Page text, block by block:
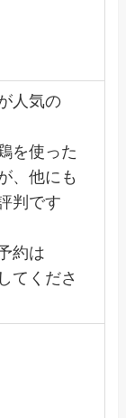
人気の
を使った
、他にも
判です
約は
てくださ